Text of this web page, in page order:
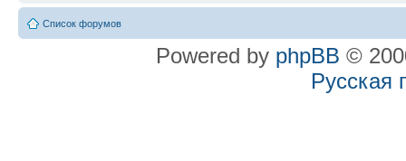
Список форумов
Powered by phpBB ©
Русская